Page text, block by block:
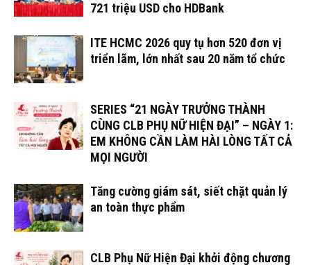
721 triệu USD cho HDBank
ITE HCMC 2026 quy tụ hơn 520 đơn vị
triển lãm, lớn nhất sau 20 năm tổ chức
SERIES “21 NGÀY TRƯỞNG THÀNH
CÙNG CLB PHỤ NỮ HIỆN ĐẠI” – NGÀY 1:
EM KHÔNG CẦN LÀM HÀI LÒNG TẤT CẢ
MỌI NGƯỜI
Tăng cường giám sát, siết chặt quản lý
an toàn thực phẩm
CLB Phụ Nữ Hiện Đại khởi động chương